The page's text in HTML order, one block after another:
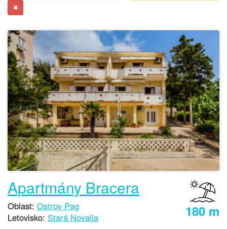
180 m
Apartmány Bracera
Oblast: Ostrov Pag
Letovisko: Stará Novalja